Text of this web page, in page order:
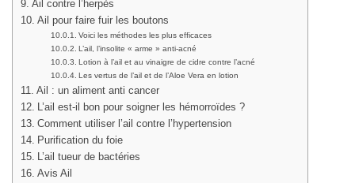
Ail contre l’herpès
Ail pour faire fuir les boutons
Voici les méthodes les plus efficaces
L’ail, l’insolite « arme » anti-acné
Lotion à l’ail et au vinaigre de cidre contre l’acné
Les vertus de l’ail et de l’Aloe Vera en lotion
Ail : un aliment anti cancer
L’ail est-il bon pour soigner les hémorroïdes ?
Comment utiliser l’ail contre l’hypertension
Purification du foie
L’ail tueur de bactéries
Avis Ail